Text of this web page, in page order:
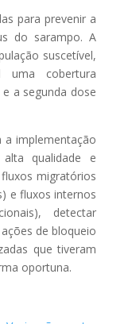
para prevenir a
do sarampo. A
suscetível,
uma cobertura
a segunda dose
a implementação
qualidade e
migratórios
e fluxos internos
detectar
de bloqueio
que tiveram
oportuna.